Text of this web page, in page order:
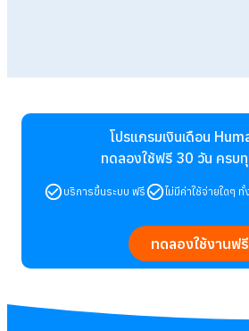
โปรแกรมเงินเดือน
ทดลองใช้ฟรี 30 วัน ครบ
บริการขึ้นระบบ ฟรี ไม่มีค่าใช้จ่ายใดๆ ทั้
ทดลองใช้งานฟรี